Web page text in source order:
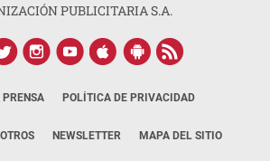
PUBLICITARIA S.A.
POLÍTICA DE PRIVACIDAD
NEWSLETTER MAPA DEL SITIO